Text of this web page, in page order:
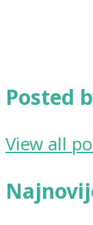
Posted
View all